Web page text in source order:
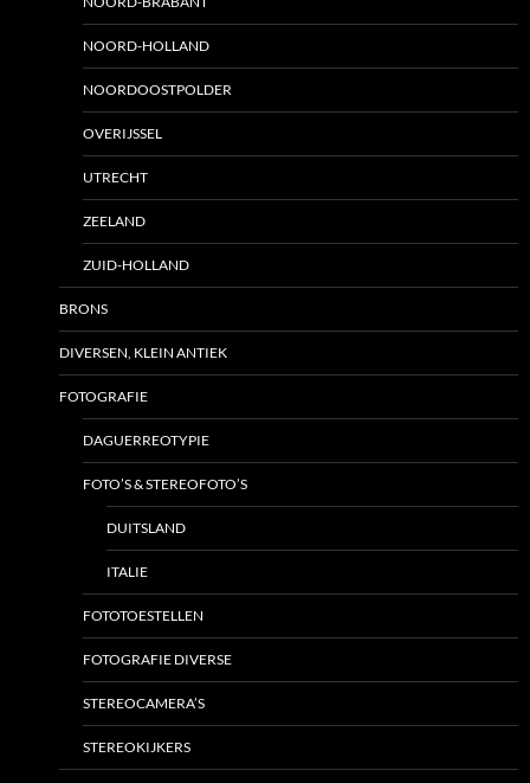
NOORD-HOLLAND
NOORDOOSTPOLDER
OVERIJSSEL
UTRECHT
ZEELAND
ZUID-HOLLAND
BRONS
DIVERSEN, KLEIN ANTIEK
FOTOGRAFIE
DAGUERREOTYPIE
FOTO’S & STEREOFOTO’S
DUITSLAND
ITALIE
FOTOTOESTELLEN
FOTOGRAFIE DIVERSE
STEREOCAMERA’S
STEREOKIJKERS